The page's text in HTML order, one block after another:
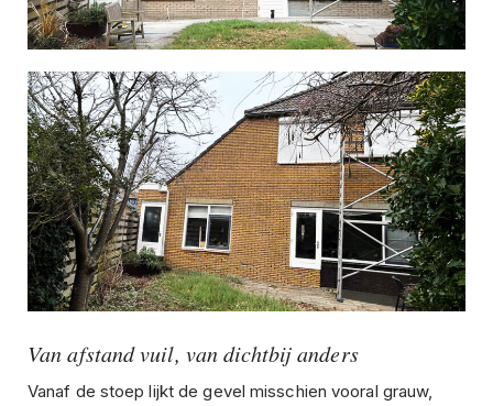
Van afstand vuil, van dichtbij anders
Vanaf de stoep lijkt de gevel misschien vooral grauw,